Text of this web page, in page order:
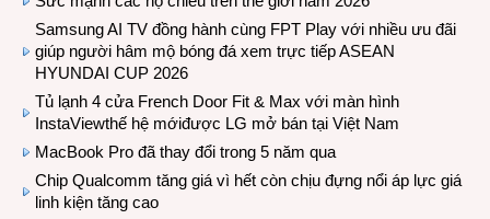
Samsung AI TV đồng hành cùng FPT Play với nhiều ưu đãi
giúp người hâm mộ bóng đá xem trực tiếp ASEAN
HYUNDAI CUP 2026
Tủ lạnh 4 cửa French Door Fit & Max với màn hình
InstaViewthế hệ mớiđược LG mở bán tại Việt Nam
MacBook Pro đã thay đổi trong 5 năm qua
Chip Qualcomm tăng giá vì hết còn chịu đựng nổi áp lực giá
linh kiện tăng cao